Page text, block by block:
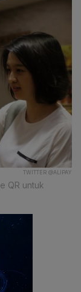
TWITTER @ALIPAY
QR untuk